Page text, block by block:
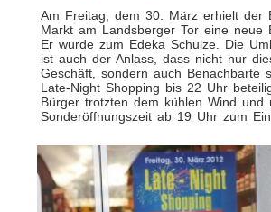
Am Freitag, dem 30. März erhielt der
Markt am Landsberger Tor eine neue
Er wurde zum Edeka Schulze. Die
ist auch der Anlass, dass nicht nur
Geschäft, sondern auch Benachbarte
Late-Night Shopping bis 22 Uhr
Bürger trotzten dem kühlen Wind und
Sonderöffnungszeit ab 19 Uhr zum